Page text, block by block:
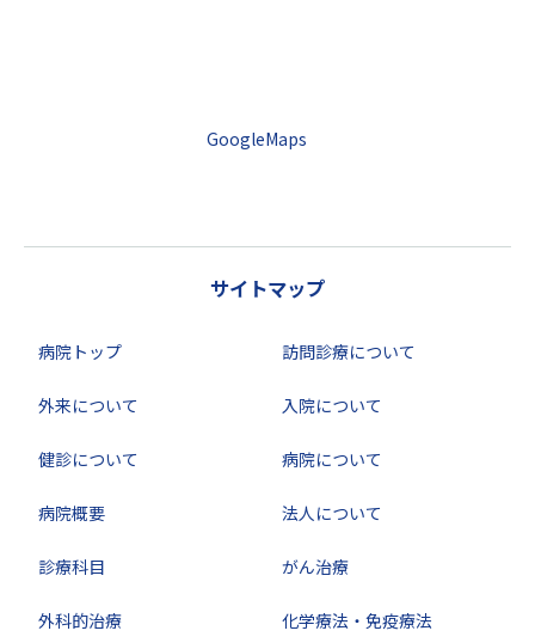
GoogleMaps
サイトマップ
病院トップ 訪問診療について
外来について 入院について
健診について 病院について
病院概要 法人について
診療科目 がん治療
外科的治療 化学療法・免疫療法